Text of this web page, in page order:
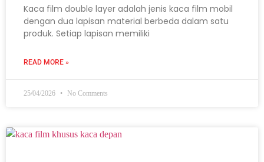
Kaca film double layer adalah jenis kaca film mobil
dengan dua lapisan material berbeda dalam satu
produk. Setiap lapisan memiliki
READ MORE »
25/04/2026 No Comments